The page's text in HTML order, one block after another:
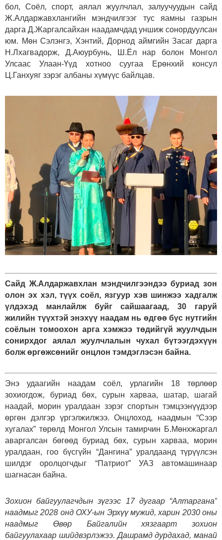
бол, Соёл, спорт, аялал жуулчлал, залуучуудын сайд
Ж.Алдаржавхлангийн мэндчилгээг тус яамны газрын
дарга Д.Жаргалсайхан наадамчдад уншиж сонордуулсан
юм. Мөн Сэлэнгэ, Хэнтий, Дорнод аймгийн Засаг дарга
Н.Лхагвадорж, Д.Аюурбунь, Ш.Ёл нар болон Монгол
Улсаас Улаан-Үүд хотноо суугаа Ерөнхий консул
Ц.Ганхуяг зэрэг албаны хүмүүс байлцав.
Сайд Ж.Алдаржавхлан мэндчилгээндээ буриад зон
олон эх хэл, түүх соёл, язгуур хэв шинжээ хадгалж
үлдэхэд манлайлж буйг сайшаагаад, 30 гаруй
жилийн түүхтэй энэхүү наадам нь өдгөө бүс нутгийн
соёлын томоохон арга хэмжээ төдийгүй жуулчдын
сонирхдог аялал жуулчлалын чухал бүтээгдэхүүн
болж өргөжсөнийг онцлон тэмдэглэсэн байна.
Энэ удаагийн наадам соёл, урлагийн 18 төрлөөр
зохиогдож, буриад бөх, сурын харваа, шатар, шагай
наадай, морин уралдаан зэрэг спортын тэмцээнүүдээр
өргөн дэлгэр үргэлжилжээ. Онцлоход, наадмын “Сээр
хугалах” төрөлд Монгол Улсын тамирчин Б.Мөнхжаргал
аваргалсан бөгөөд буриад бөх, сурын харваа, морин
уралдаан, гоо бүсгүйн “Дангина” уралдаанд түрүүлсэн
шилдэг оролцогчдыг “Патриот” УАЗ автомашинаар
шагнасан байна.
Зохион байгуулагчдын зүгээс 17 дугаар “Алтаргана”
наадмыг 2028 онд ОХУ-ын Эрхүү мужид, харин 2030 оны
наадмыг Өвөр Байгалийн хязгаарт зохион
байгуулахаар шийдвэрлэжээ. Дашрамд дурдахад, манай